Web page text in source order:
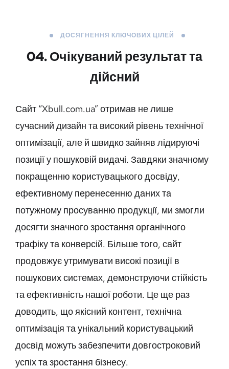
ДОСЯГНЕННЯ КЛЮЧОВИХ ЦІЛЕЙ
04. Очікуваний результат та
дійсний
Сайт “Xbull.com.ua” отримав не лише
сучасний дизайн та високий рівень технічної
оптимізації, але й швидко зайняв лідируючі
позиції у пошуковій видачі. Завдяки значному
покращенню користувацького досвіду,
ефективному перенесенню даних та
потужному просуванню продукції, ми змогли
досягти значного зростання органічного
трафіку та конверсій. Більше того, сайт
продовжує утримувати високі позиції в
пошукових системах, демонструючи стійкість
та ефективність нашої роботи. Це ще раз
доводить, що якісний контент, технічна
оптимізація та унікальний користувацький
досвід можуть забезпечити довгостроковий
успіх та зростання бізнесу.